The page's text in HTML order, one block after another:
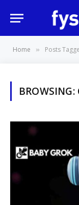
Home » Posts
BROWSING: